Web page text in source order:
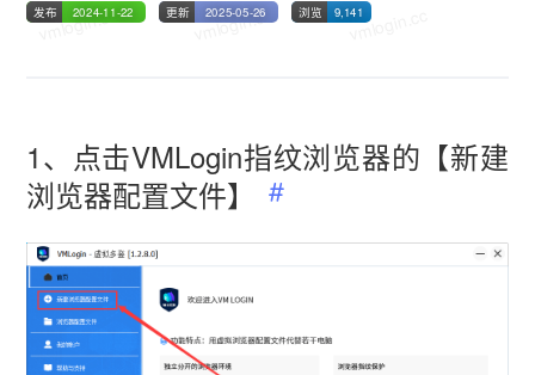
发布 2024-11-22 更新 2025-05-26 浏览 9,141
1、点击VMLogin指纹浏览器的【新建
浏览器配置文件】
vmlogin.cc vmlogin.cc vmlogin.cc
vmlogin.cc vmlogin.cc